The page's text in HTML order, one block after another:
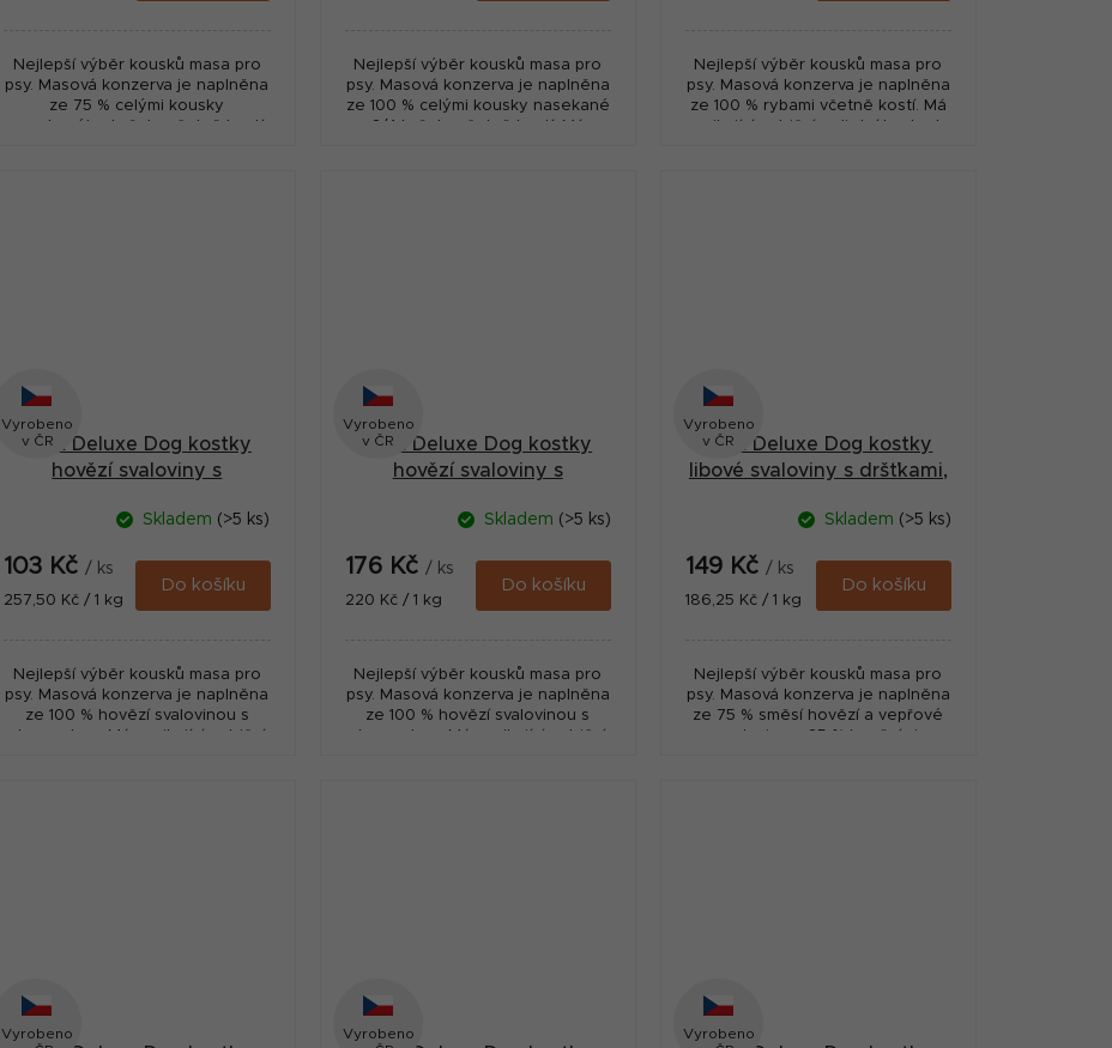
Nejlepší výběr kousků masa pro
psy. Masová konzerva je naplněna
ze 75 % celými kousky
nasekaného kuřete včetně kostí
Nejlepší výběr kousků masa pro
psy. Masová konzerva je naplněna
ze 100 % celými kousky nasekané
3/4 kuřete včetně kostí. Má
Nejlepší výběr kousků masa pro
psy. Masová konzerva je naplněna
ze 100 % rybami včetně kostí. Má
vynikající nutriční a dietní hodnoty,
Vyrobeno
v ČR
MAX Deluxe Dog kostky
hovězí svaloviny s
gSkladem (>5 ks)
103 Kč/ ks
Měrná
257,50 Kč / 1 kg
Do košíku
Nejlepší výběr kousků masa pro
psy. Masová konzerva je naplněna
ze 100 % hovězí svalovinou s
chrupavkou. Má vynikající nutriční
Vyrobeno
v ČR
MAX Deluxe Dog kostky
hovězí svaloviny s
g Skladem (>5 ks)
176 Kč / ks
Měrná
220 Kč / 1 kg
Do košíku
Nejlepší výběr kousků masa pro
psy. Masová konzerva je naplněna
ze 100 % hovězí svalovinou s
chrupavkou. Má vynikající nutriční
Vyrobeno
v ČR
MAX Deluxe Dog kostky
libové svaloviny s dršťkami,
Skladem (>5 ks)
149 Kč / ks
Měrná
186,25 Kč / 1 kg
Do košíku
Nejlepší výběr kousků masa pro
psy. Masová konzerva je naplněna
ze 75 % směsí hovězí a vepřové
svaloviny a 25 % hovězími
Vyrobeno
Vyrobeno
Vyrobeno